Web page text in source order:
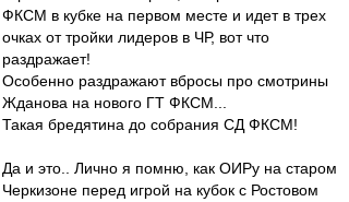
ФКСМ в кубке на первом месте и идет в трех
очках от тройки лидеров в ЧР, вот что
раздражает!
Особенно раздражают вбросы про смотрины
Жданова на нового ГТ ФКСМ...
Такая бредятина до собрания СД ФКСМ!
Да и это.. Лично я помню, как ОИРу на старом
Черкизоне перед игрой на кубок с Ростовом